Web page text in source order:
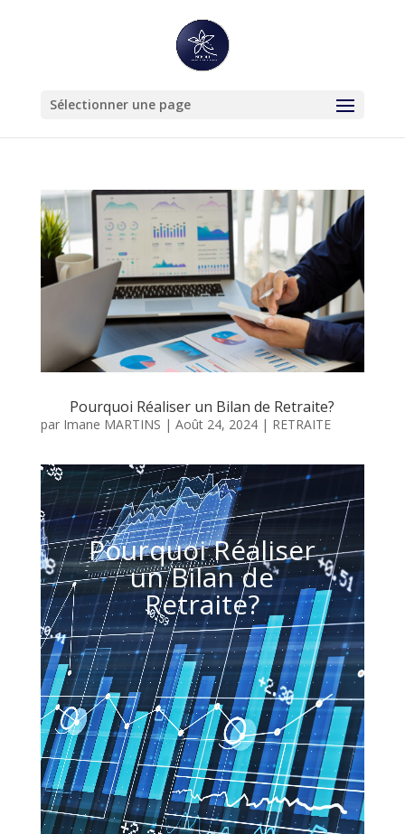
Sélectionner une page
Pourquoi Réaliser un Bilan de Retraite?
par Imane MARTINS | Août 24, 2024| RETRAITE
Lecteur
vidéo
Pourquoi Réaliser
un Bilan de
Retraite?